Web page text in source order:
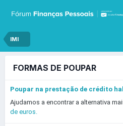
IMI
FORMAS DE POUPAR
Poupar na prestação de crédito
Ajudamos a encontrar a alternativa
de euros.